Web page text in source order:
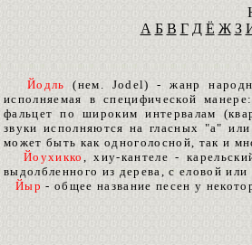
А Б В Г Д Ё Ж З
Йодль
(нем. Jodel) - жанр
исполняемая в специфической
фальцет по широким интервалам
звуки исполняются на гласных "а"
может быть как одноголосной, так и
Йоухикко , хиу-кантеле -
выдолбленного из дерева, с еловой или
Йыр - общее название песен у